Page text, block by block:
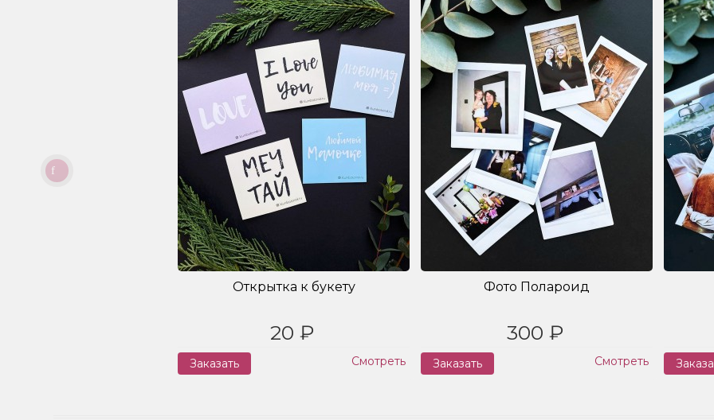
Открытка к букету
20 ₽
Заказать Смотреть
Фото Полароид
300 ₽
Заказать Смотреть